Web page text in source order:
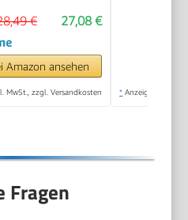
etc.,
27,08 €
€
Amazon ansehen
MwSt., zzgl. Versandkosten * Anzeige
Fragen